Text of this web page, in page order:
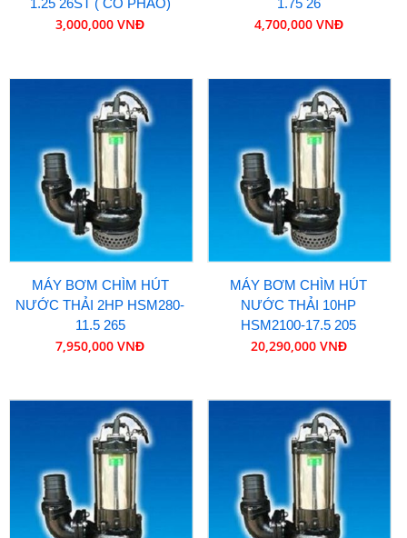
1.25 26ST ( CÓ PHAO)
3,000,000 VNĐ
1.75 26
4,700,000 VNĐ
MÁY BƠM CHÌM HÚT
NƯỚC THẢI 2HP HSM280-
11.5 265
7,950,000 VNĐ
MÁY BƠM CHÌM HÚT
NƯỚC THẢI 10HP
HSM2100-17.5 205
20,290,000 VNĐ